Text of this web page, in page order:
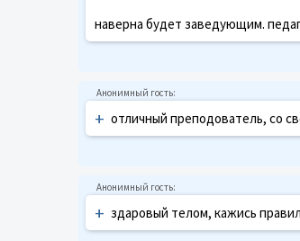
наверна будет заведующим.
+ отличный преподователь, со
+ здаровый телом, кажись